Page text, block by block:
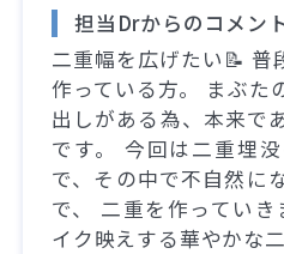
担当Drからのコメン
二重幅を広げたい📝 普
作っている方。 まぶた
出しがある為、本来で
です。 今回は二重埋
で、その中で不自然に
で、 二重を作ってい
イク映えする華やかな